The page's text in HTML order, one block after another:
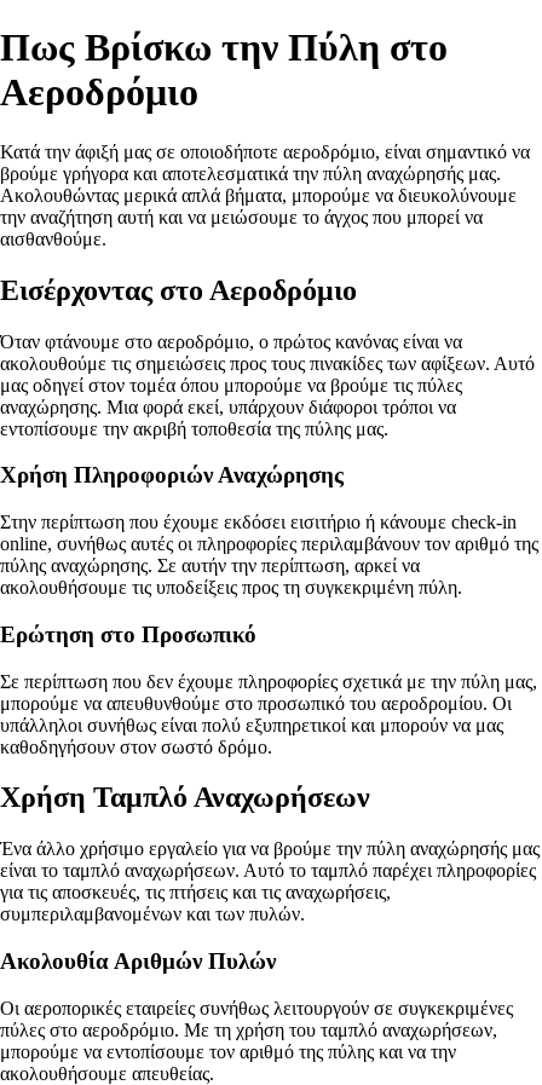
Πως Βρίσκω την Πύλη στο
Αεροδρόμιο
Κατά την άφιξή μας σε οποιοδήποτε αεροδρόμιο, είναι σημαντικό να
βρούμε γρήγορα και αποτελεσματικά την πύλη αναχώρησής μας.
Ακολουθώντας μερικά απλά βήματα, μπορούμε να διευκολύνουμε
την αναζήτηση αυτή και να μειώσουμε το άγχος που μπορεί να
αισθανθούμε.
Εισέρχοντας στο Αεροδρόμιο
Όταν φτάνουμε στο αεροδρόμιο, ο πρώτος κανόνας είναι να
ακολουθούμε τις σημειώσεις προς τους πινακίδες των αφίξεων. Αυτό
μας οδηγεί στον τομέα όπου μπορούμε να βρούμε τις πύλες
αναχώρησης. Μια φορά εκεί, υπάρχουν διάφοροι τρόποι να
εντοπίσουμε την ακριβή τοποθεσία της πύλης μας.
Χρήση Πληροφοριών Αναχώρησης
Στην περίπτωση που έχουμε εκδόσει εισιτήριο ή κάνουμε check-in
online, συνήθως αυτές οι πληροφορίες περιλαμβάνουν τον αριθμό της
πύλης αναχώρησης. Σε αυτήν την περίπτωση, αρκεί να
ακολουθήσουμε τις υποδείξεις προς τη συγκεκριμένη πύλη.
Ερώτηση στο Προσωπικό
Σε περίπτωση που δεν έχουμε πληροφορίες σχετικά με την πύλη μας,
μπορούμε να απευθυνθούμε στο προσωπικό του αεροδρομίου. Οι
υπάλληλοι συνήθως είναι πολύ εξυπηρετικοί και μπορούν να μας
καθοδηγήσουν στον σωστό δρόμο.
Χρήση Ταμπλό Αναχωρήσεων
Ένα άλλο χρήσιμο εργαλείο για να βρούμε την πύλη αναχώρησής μας
είναι το ταμπλό αναχωρήσεων. Αυτό το ταμπλό παρέχει πληροφορίες
για τις αποσκευές, τις πτήσεις και τις αναχωρήσεις,
συμπεριλαμβανομένων και των πυλών.
Ακολουθία Αριθμών Πυλών
Οι αεροπορικές εταιρείες συνήθως λειτουργούν σε συγκεκριμένες
πύλες στο αεροδρόμιο. Με τη χρήση του ταμπλό αναχωρήσεων,
μπορούμε να εντοπίσουμε τον αριθμό της πύλης και να την
ακολουθήσουμε απευθείας.